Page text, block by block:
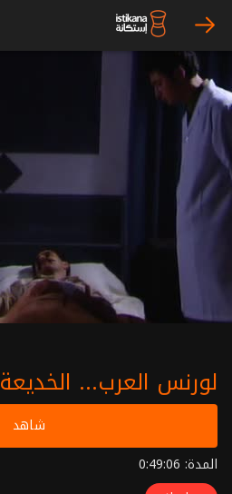
arrow_right
لورنس العرب... الخديعة
شاهد
المدة: 0:49:06